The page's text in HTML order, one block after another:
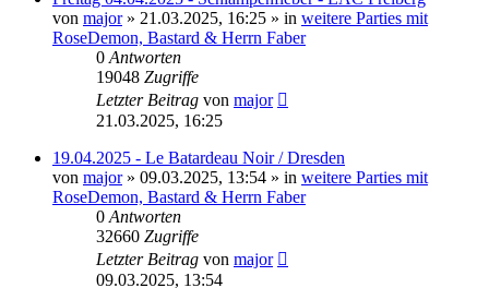
von major» 21.03.2025, 16:25 » in weitere Parties mit
RoseDemon, Bastard & Herrn Faber
0Antworten
19048 Zugriffe
Letzter Beitrag von major
21.03.2025, 16:25
19.04.2025 - Le Batardeau Noir / Dresden
von major» 09.03.2025, 13:54 » in weitere Parties mit
RoseDemon, Bastard & Herrn Faber
0Antworten
32660 Zugriffe
Letzter Beitrag von major
09.03.2025, 13:54